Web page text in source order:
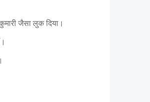
जैसा लुक दिया।